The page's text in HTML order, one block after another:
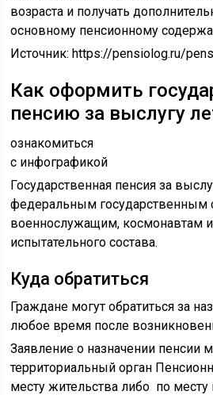
возраста и получать
основному пенсионному
Источник:https://pensiolog.ru/
Как оформить
пенсию за выслугу
ознакомиться
с инфографикой
Государственная пенсия за
федеральным государственным
военнослужащим, космонавтам
испытательного состава.
Куда обратиться
Граждане могут обратиться за
любое время после
Заявление о назначении пенсии
территориальный орган
месту жительства либо по